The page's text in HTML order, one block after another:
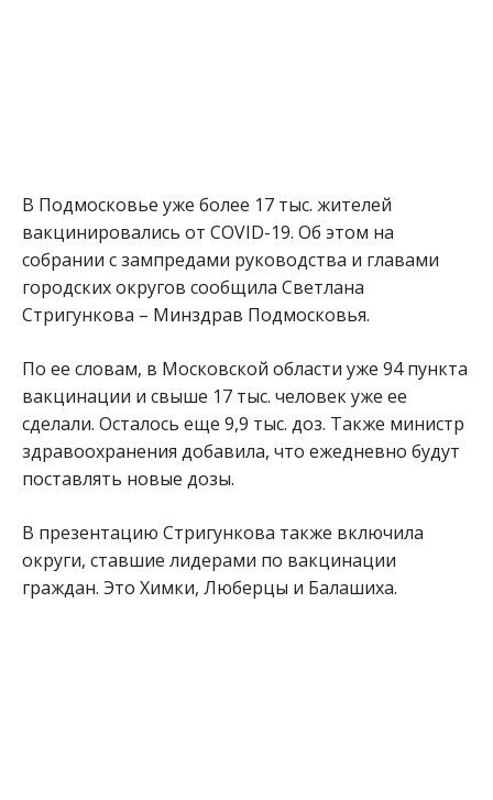
В Подмосковье уже более 17 тыс. жителей
вакцинировались от COVID-19. Об этом на
собрании с зампредами руководства и главами
городских округов сообщила Светлана
Стригункова – Минздрав Подмосковья.
По ее словам, в Московской области уже 94 пункта
вакцинации и свыше 17 тыс. человек уже ее
сделали. Осталось еще 9,9 тыс. доз. Также министр
здравоохранения добавила, что ежедневно будут
поставлять новые дозы.
В презентацию Стригункова также включила
округи, ставшие лидерами по вакцинации
граждан. Это Химки, Люберцы и Балашиха.